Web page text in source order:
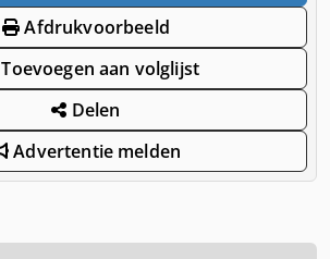
Afdrukvoorbeeld
Toevoegen aan volglijst
Delen
Advertentie melden